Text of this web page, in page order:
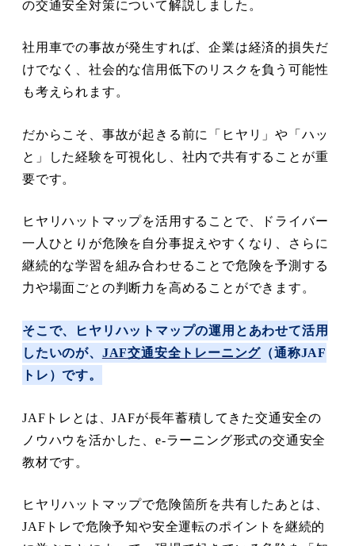
の交通安全対策について解説しました。
社用車での事故が発生すれば、企業は経済的損失だ
けでなく、社会的な信用低下のリスクを負う可能性
も考えられます。
だからこそ、事故が起きる前に「ヒヤリ」や「ハッ
と」した経験を可視化し、社内で共有することが重
要です。
ヒヤリハットマップを活用することで、ドライバー
一人ひとりが危険を自分事捉えやすくなり、さらに
継続的な学習を組み合わせることで危険を予測する
力や場面ごとの判断力を高めることができます。
そこで、ヒヤリハットマップの運用とあわせて活用
したいのが、 JAF交通安全トレーニング （通称JAF
トレ）です。
JAFトレとは、JAFが長年蓄積してきた交通安全の
ノウハウを活かした、e-ラーニング形式の交通安全
教材です。
ヒヤリハットマップで危険箇所を共有したあとは、
JAFトレで危険予知や安全運転のポイントを継続的